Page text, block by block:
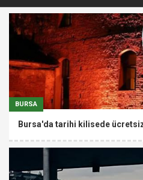
BURSA
Bursa'da tarihi kilisede